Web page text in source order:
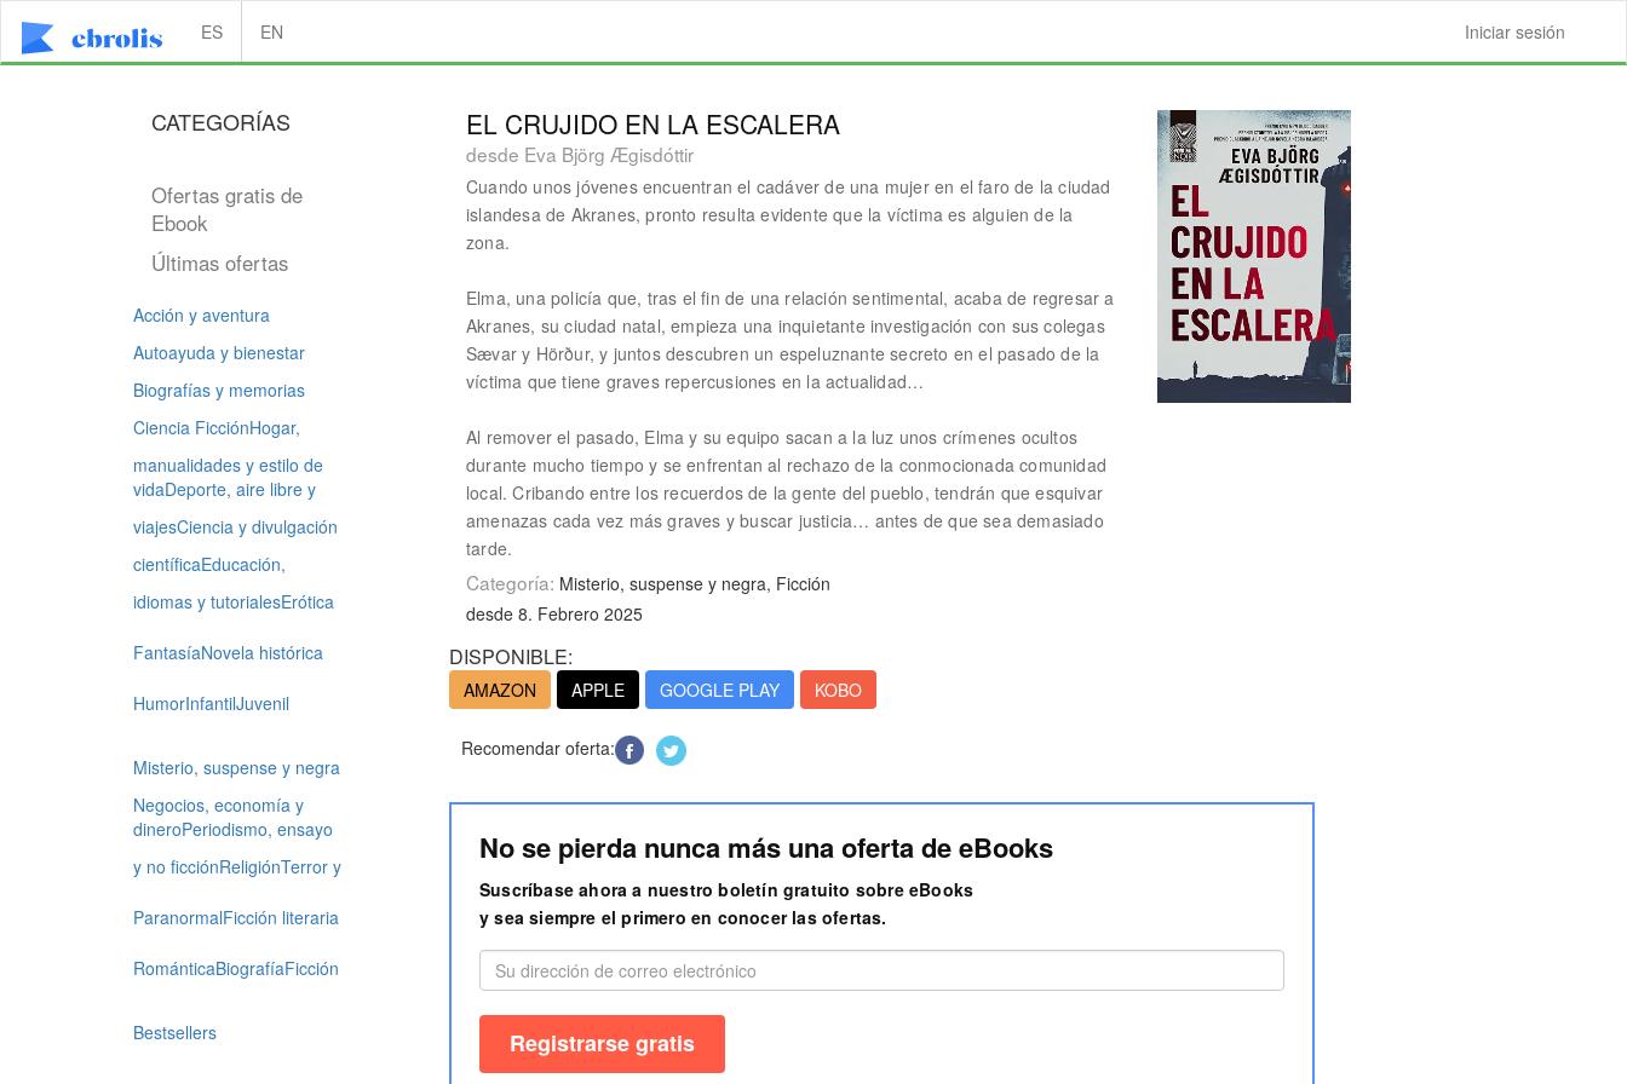
ES EN Iniciar sesión
CATEGORÍAS
Ofertas gratis de
Ebook
Últimas ofertas
Acción y aventura
Autoayuda y bienestar
Biografías y memorias
Ciencia FicciónHogar,
manualidades y estilo de
vidaDeporte, aire libre y
viajesCiencia y divulgación
científicaEducación,
idiomas y tutorialesErótica
FantasíaNovela histórica
HumorInfantilJuvenil
Misterio, suspense y negra
Negocios, economía y
dineroPeriodismo, ensayo
y no ficciónReligiónTerror y
ParanormalFicción literaria
RománticaBiografíaFicción
Bestsellers
EL CRUJIDO EN LA ESCALERA
desde Eva Björg Ægisdóttir
Cuando unos jóvenes encuentran el cadáver de una mujer en el faro de la ciudad
islandesa de Akranes, pronto resulta evidente que la víctima es alguien de la
zona.
Elma, una policía que, tras el fin de una relación sentimental, acaba de regresar a
Akranes, su ciudad natal, empieza una inquietante investigación con sus colegas
Sævar y Hörður, y juntos descubren un espeluznante secreto en el pasado de la
víctima que tiene graves repercusiones en la actualidad…
Al remover el pasado, Elma y su equipo sacan a la luz unos crímenes ocultos
durante mucho tiempo y se enfrentan al rechazo de la conmocionada comunidad
local. Cribando entre los recuerdos de la gente del pueblo, tendrán que esquivar
amenazas cada vez más graves y buscar justicia… antes de que sea demasiado
tarde.
Categoría: Misterio, suspense y negra, Ficción
desde 8. Febrero 2025
DISPONIBLE:
AMAZON APPLE GOOGLE PLAY KOBO
Recomendar oferta:
No se pierda nunca más una oferta de eBooks
Suscríbase ahora a nuestro boletín gratuito sobre eBooks
y sea siempre el primero en conocer las ofertas.